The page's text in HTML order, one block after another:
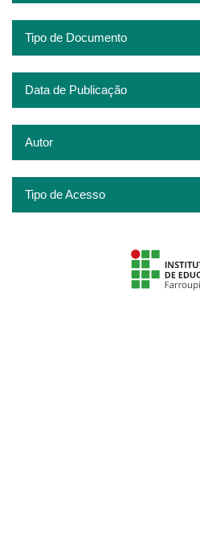
Tipo de Documento
Data de Publicação
Autor
Tipo de Acesso